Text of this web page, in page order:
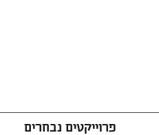
פרוייקטים נבחרים